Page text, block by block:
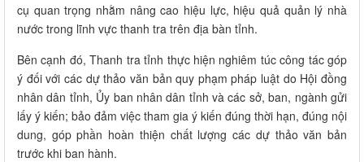
cụ quan trọng nhằm nâng cao hiệu lực, hiệu quả quản lý nhà
nước trong lĩnh vực thanh tra trên địa bàn tỉnh.
Bên cạnh đó, Thanh tra tỉnh thực hiện nghiêm túc công tác góp
ý đối với các dự thảo văn bản quy phạm pháp luật do Hội đồng
nhân dân tỉnh, Ủy ban nhân dân tỉnh và các sở, ban, ngành gửi
lấy ý kiến; bảo đảm việc tham gia ý kiến đúng thời hạn, đúng nội
dung, góp phần hoàn thiện chất lượng các dự thảo văn bản
trước khi ban hành.